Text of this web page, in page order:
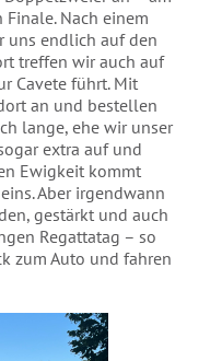
Nach einem
uns endlich auf den
treffen wir auch auf
Cavete führt. Mit
an und bestellen
lange, ehe wir unser
extra auf und
Ewigkeit kommt
Aber irgendwann
gestärkt und auch
Regattatag – so
zum Auto und fahren